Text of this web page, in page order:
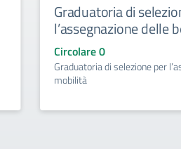
Graduatoria di
l’assegnazione delle
Circolare 0
Graduatoria di selezione per
mobilità